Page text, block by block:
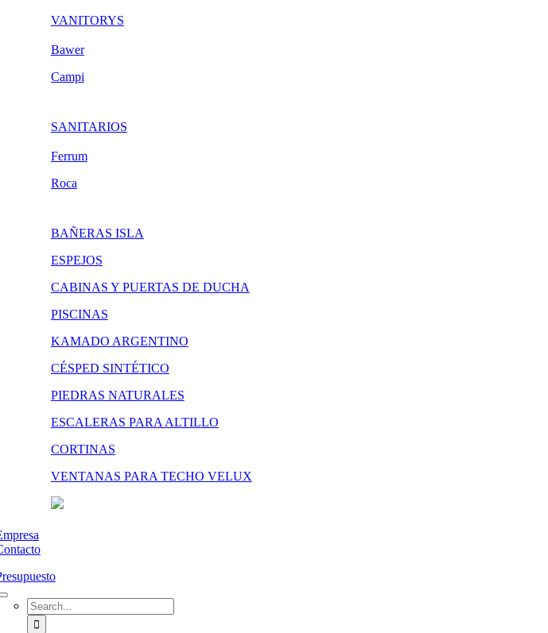
VANITORYS
Bawer
Campi
SANITARIOS
Ferrum
Roca
BAÑERAS ISLA
ESPEJOS
CABINAS Y PUERTAS DE DUCHA
PISCINAS
KAMADO ARGENTINO
CÉSPED SINTÉTICO
PIEDRAS NATURALES
ESCALERAS PARA ALTILLO
CORTINAS
VENTANAS PARA TECHO VELUX
Search
for: